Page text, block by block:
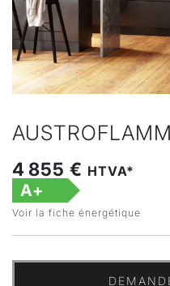
4 855 € HTVA*
A+
Voir la fiche énergétique